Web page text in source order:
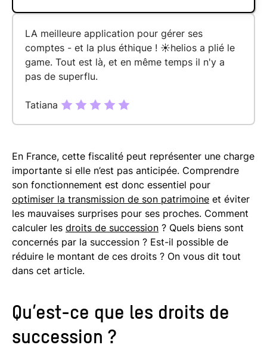
Qu’est-ce que les droits de succession ?
Comment se calculent les droits de
succession ?
Quels sont les abattements fiscaux prévus
par la loi ?
succession en France en 2025
Quels biens sont concernés par la
succession ?
Récap : schéma du calcul des droits de
succession
Comment optimiser les droits de
succession ?
Droits de succession : un sujet à anticiper
le plus tôt possible
LA meilleure application pour gérer ses
comptes - et la plus éthique ! ☀️helios a plié le
game. Tout est là, et en même temps il n'y a
pas de superflu.
Tatiana
En France, cette fiscalité peut représenter une charge
importante si elle n’est pas anticipée. Comprendre
son fonctionnement est donc essentiel pour
optimiser la transmission de son patrimoine et éviter
les mauvaises surprises pour ses proches. Comment
calculer les droits de succession ? Quels biens sont
concernés par la succession ? Est-il possible de
réduire le montant de ces droits ? On vous dit tout
dans cet article.
Qu’est-ce que les droits de
succession ?